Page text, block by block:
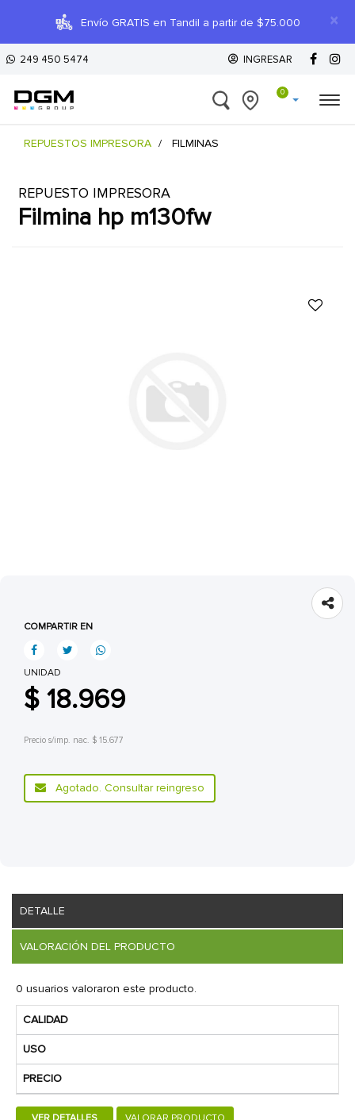
×
Envío GRATIS en Tandil a partir de $75.000
249 450 5474 INGRESAR
0
REPUESTOS IMPRESORA FILMINAS
REPUESTO IMPRESORA
filmina hp m130fw
COMPARTIR EN
UNIDAD
$ 18.969
Precio s/imp. nac. $ 15.677
Agotado. Consultar reingreso
DETALLE
VALORACIÓN DEL PRODUCTO
0 usuarios valoraron este producto.
CALIDAD
USO
PRECIO